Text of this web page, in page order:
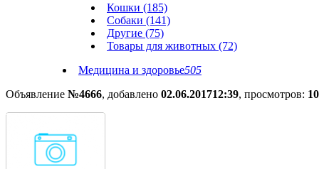
Кошки (185)
Собаки (141)
Другие (75)
Товары для животных (72)
Медицина и здоровье505
Объявление №4666, добавлено 02.06.201712:39, просмотров: